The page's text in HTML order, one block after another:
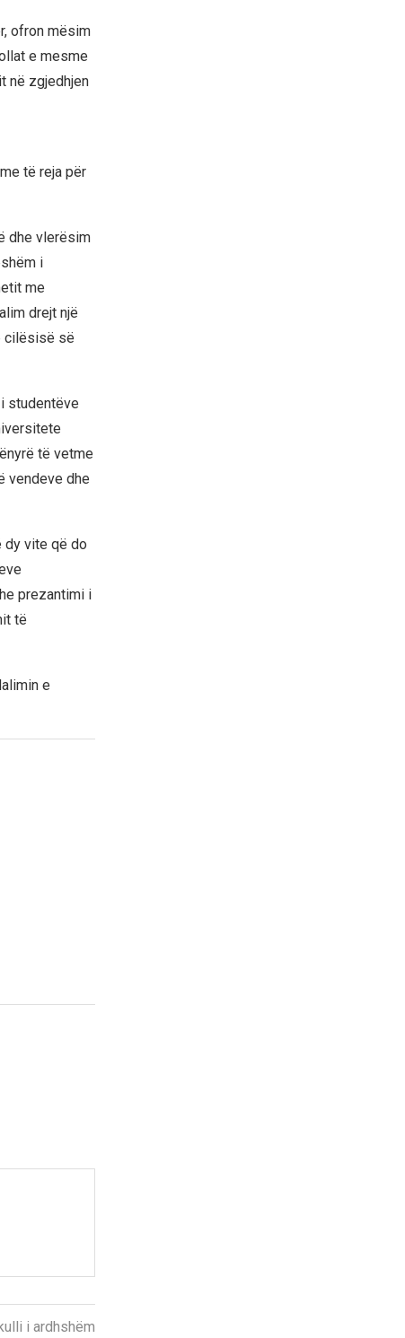
ofron mësim
​​e mesme
në zgjedhjen
të reja për
dhe vlerësim
i
me
drejt një
cilësisë së
studentëve
të vetme
vendeve dhe
dy vite që do
prezantimi i
të
e
i ardhshëm